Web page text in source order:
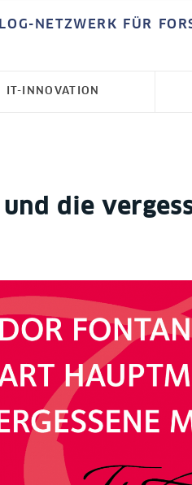
NETZWERK FÜR
IT-INNOVATION
die